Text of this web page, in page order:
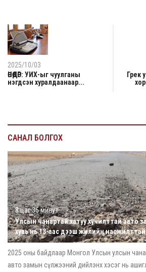
2025/10/03
ӨНӨӨДӨР: УИХ-ыг чуулганы
нэгдсэн хуралдаанаар...
Грек
САНАЛ БОЛГОХ
8 цаг 36 минут
Улсын чанартай хатуу хучилттай авто
хувь нь 13-аас дээш жилийн насжилттай
2025 оны байдлаар Монгол Улсын улсын
авто замын сүлжээний дийлэнх хэсэг нь